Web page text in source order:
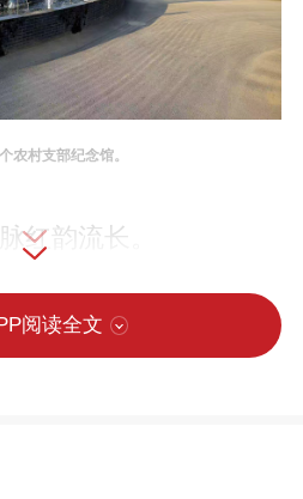
农村支部纪念馆。
红韵流长。
革命先驱在滹沱河畔播
国共产党第一个农村
阅读全文